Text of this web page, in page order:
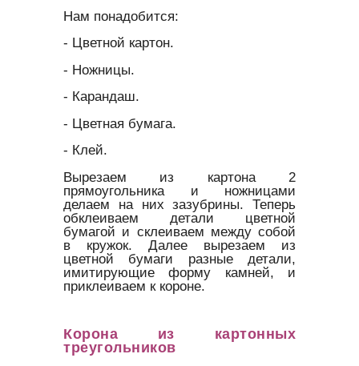
Нам понадобится:
- Цветной картон.
- Ножницы.
- Карандаш.
- Цветная бумага.
- Клей.
Вырезаем из картона 2
прямоугольника и ножницами
делаем на них зазубрины. Теперь
обклеиваем детали цветной
бумагой и склеиваем между собой
в кружок. Далее вырезаем из
цветной бумаги разные детали,
имитирующие форму камней, и
приклеиваем к короне.
Корона из картонных
треугольников